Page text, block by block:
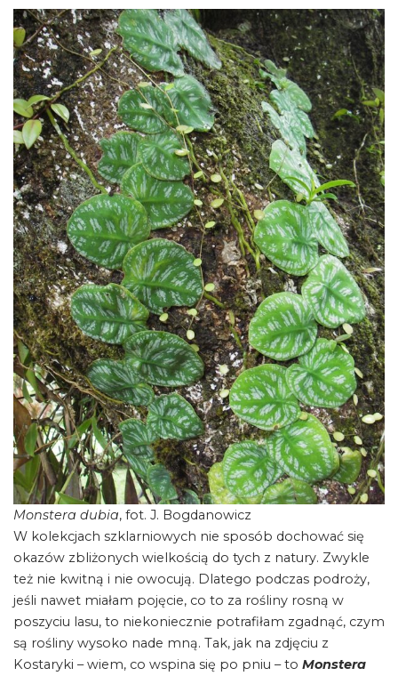
Monstera dubia, fot. J. Bogdanowicz
W kolekcjach szklarniowych nie sposób dochować się
okazów zbliżonych wielkością do tych z natury. Zwykle
też nie kwitną i nie owocują. Dlatego podczas podroży,
jeśli nawet miałam pojęcie, co to za rośliny rosną w
poszyciu lasu, to niekoniecznie potrafiłam zgadnąć, czym
są rośliny wysoko nade mną. Tak, jak na zdjęciu z
Kostaryki – wiem, co wspina się po pniu – to Monstera